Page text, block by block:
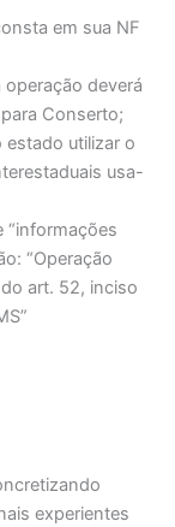
em sua NF
deverá
Conserto;
estado utilizar o
usa-
“informações
“Operação
art. 52, inciso
experientes